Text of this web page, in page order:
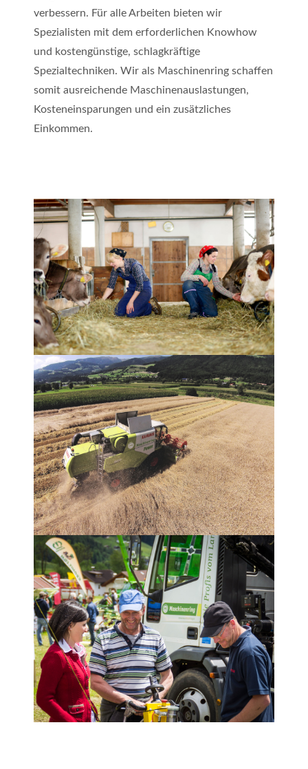
verbessern. Für alle Arbeiten bieten wir
Spezialisten mit dem erforderlichen Knowhow
und kostengünstige, schlagkräftige
Spezialtechniken. Wir als Maschinenring schaffen
somit ausreichende Maschinenauslastungen,
Kosteneinsparungen und ein zusätzliches
Einkommen.